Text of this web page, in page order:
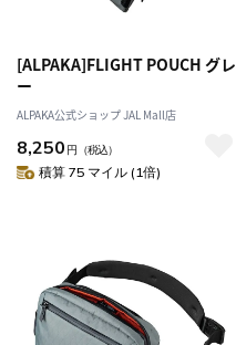
[ALPAKA]FLIGHT POUCH グレ
ー
ALPAKA公式ショップ JAL Mall店
8,250 円 （税込）
積算 75 マイル (1倍)